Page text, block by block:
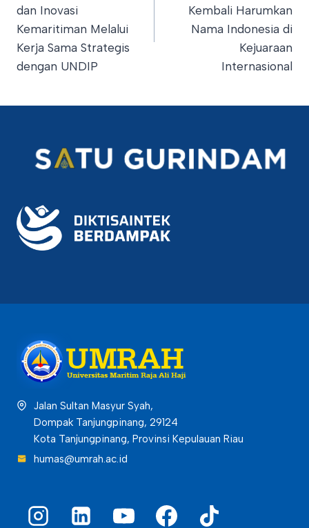
dan Inovasi
Kemaritiman Melalui
Kerja Sama Strategis
dengan UNDIP
Kembali Harumkan
Nama Indonesia di
Kejuaraan
Internasional
Jalan Sultan Masyur Syah,
Dompak Tanjungpinang, 29124
Kota Tanjungpinang, Provinsi Kepulauan Riau
humas@umrah.ac.id